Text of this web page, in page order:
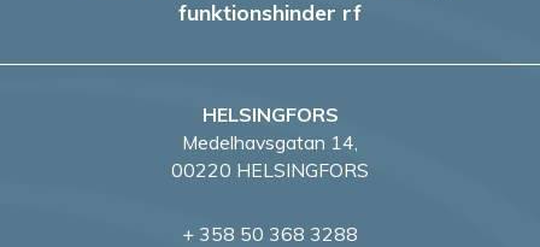
funktionshinder rf
HELSINGFORS
Medelhavsgatan 14,
00220 HELSINGFORS
+ 358 50 368 3288